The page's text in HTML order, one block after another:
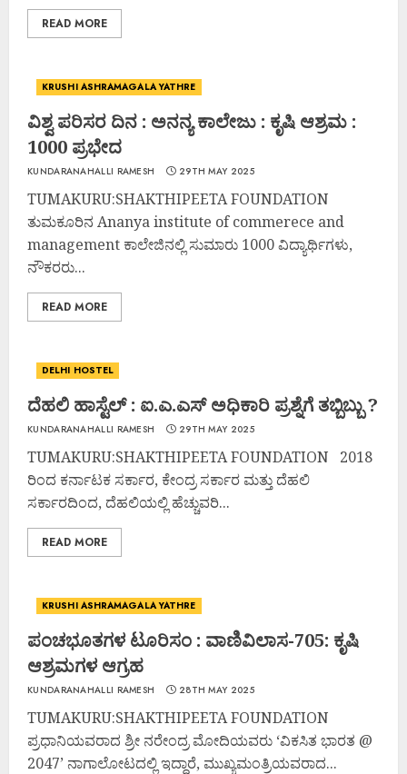
READ MORE
KRUSHI ASHRAMAGALA YATHRE
ವಿಶ್ವ ಪರಿಸರ ದಿನ : ಅನನ್ಯ ಕಾಲೇಜು : ಕೃಷಿ ಆಶ್ರಮ :
1000 ಪ್ರಭೇದ
KUNDARANAHALLI RAMESH 29TH MAY 2025
TUMAKURU:SHAKTHIPEETA FOUNDATION
ತುಮಕೂರಿನ Ananya institute of commerece and
management ಕಾಲೇಜಿನಲ್ಲಿ ಸುಮಾರು 1000 ವಿದ್ಯಾರ್ಥಿಗಳು,
ನೌಕರರು...
READ MORE
DELHI HOSTEL
ದೆಹಲಿ ಹಾಸ್ಟೆಲ್ : ಐ.ಎ.ಎಸ್ ಅಧಿಕಾರಿ ಪ್ರಶ್ನೆಗೆ ತಬ್ಬಿಬ್ಬು ?
KUNDARANAHALLI RAMESH 29TH MAY 2025
TUMAKURU:SHAKTHIPEETA FOUNDATION 2018
ರಿಂದ ಕರ್ನಾಟಕ ಸರ್ಕಾರ, ಕೇಂದ್ರ ಸರ್ಕಾರ ಮತ್ತು ದೆಹಲಿ
ಸರ್ಕಾರದಿಂದ, ದೆಹಲಿಯಲ್ಲಿ ಹೆಚ್ಚುವರಿ...
READ MORE
KRUSHI ASHRAMAGALA YATHRE
ಪಂಚಭೂತಗಳ ಟೂರಿಸಂ : ವಾಣಿವಿಲಾಸ-705: ಕೃಷಿ
ಆಶ್ರಮಗಳ ಆಗ್ರಹ
KUNDARANAHALLI RAMESH 28TH MAY 2025
TUMAKURU:SHAKTHIPEETA FOUNDATION
ಪ್ರಧಾನಿಯವರಾದ ಶ್ರೀ ನರೇಂದ್ರ ಮೋದಿಯವರು ‘ವಿಕಸಿತ ಭಾರತ @
2047’ ನಾಗಾಲೋಟದಲ್ಲಿ ಇದ್ದಾರೆ, ಮುಖ್ಯಮಂತ್ರಿಯವರಾದ...